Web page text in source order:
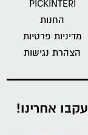
PICKINTERI
החנות
מדיניות פרטיות
הצהרת נגישות
עקבו אחרינו!